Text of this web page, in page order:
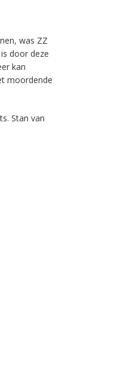
was ZZ
door deze
kan
moordende
Stan van